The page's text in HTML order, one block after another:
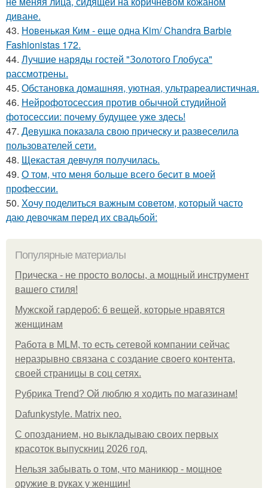
диване.
43. Новенькая Ким - еще одна Kim/ Chandra Barbie
Fashionistas 172.
44. Лучшие наряды гостей "Золотого Глобуса"
рассмотрены.
45. Обстановка домашняя, уютная, ультрареалистичная.
46. Нейрофотосессия против обычной студийной
фотосессии: почему будущее уже здесь!
47. Девушка показала свою прическу и развеселила
пользователей сети.
48. Щекастая девчуля получилась.
49. О том, что меня больше всего бесит в моей
профессии.
50. Хочу поделиться важным советом, который часто
даю девочкам перед их свадьбой:
Популярные материалы
Прическа - не просто волосы, а мощный инструмент
вашего стиля!
Мужской гардероб: 6 вещей, которые нравятся
женщинам
Работа в MLM, то есть сетевой компании сейчас
неразрывно связана с создание своего контента,
своей страницы в соц сетях.
Рубрика Trend? Ой люблю я ходить по магазинам!
Dafunkystyle. Matrix neo.
С опозданием, но выкладываю своих первых
красоток выпускниц 2026 год.
Нельзя забывать о том, что маникюр - мощное
оружие в руках у женщин!